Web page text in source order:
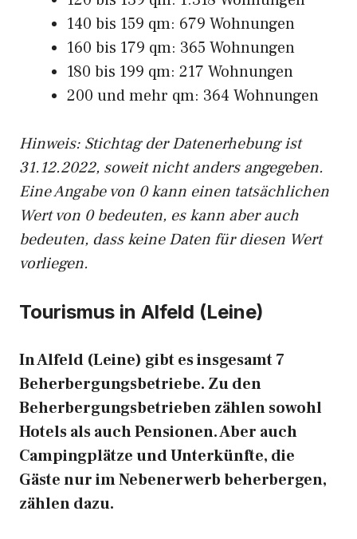
140 bis 159 qm: 679 Wohnungen
160 bis 179 qm: 365 Wohnungen
180 bis 199 qm: 217 Wohnungen
200 und mehr qm: 364 Wohnungen
Hinweis: Stichtag der Datenerhebung ist
31.12.2022, soweit nicht anders angegeben.
Eine Angabe von 0 kann einen tatsächlichen
Wert von 0 bedeuten, es kann aber auch
bedeuten, dass keine Daten für diesen Wert
vorliegen.
Tourismus in Alfeld (Leine)
In Alfeld (Leine) gibt es insgesamt 7
Beherbergungsbetriebe. Zu den
Beherbergungsbetrieben zählen sowohl
Hotels als auch Pensionen. Aber auch
Campingplätze und Unterkünfte, die
Gäste nur im Nebenerwerb beherbergen,
zählen dazu.